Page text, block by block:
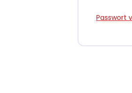
Passwort